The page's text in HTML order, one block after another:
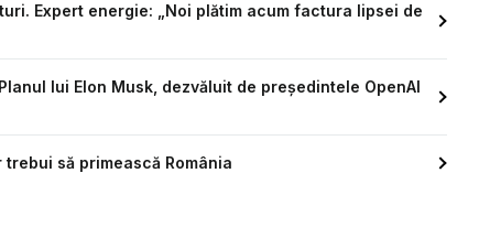
Expert energie: „Noi plătim acum factura lipsei de
lui Elon Musk, dezvăluit de președintele OpenAI
să primească România